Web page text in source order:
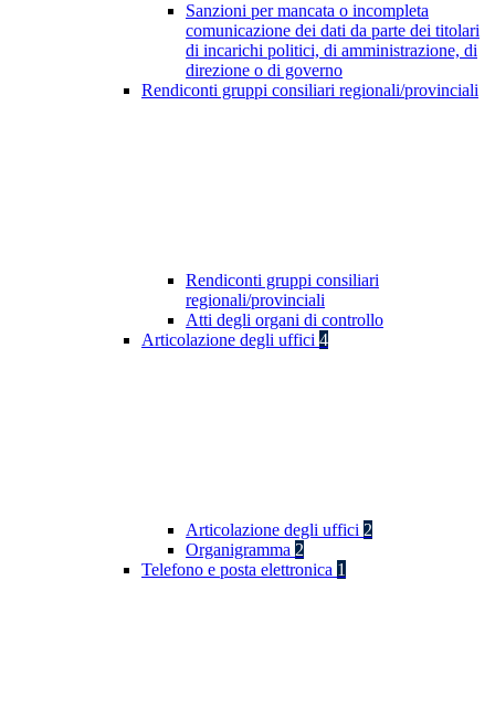
Sanzioni per mancata o incompleta
comunicazione dei dati da parte dei titolari
di incarichi politici, di amministrazione, di
direzione o di governo
Rendiconti gruppi consiliari regionali/provinciali
Rendiconti gruppi consiliari
regionali/provinciali
Atti degli organi di controllo
Articolazione degli uffici 4
Articolazione degli uffici 2
Organigramma 2
Telefono e posta elettronica 1